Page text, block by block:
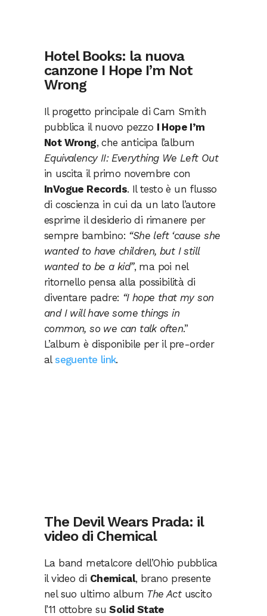
Hotel Books: la nuova
canzone I Hope I’m Not
Wrong
Il progetto principale di Cam Smith
pubblica il nuovo pezzo I Hope I’m
Not Wrong, che anticipa l’album
Equivalency II: Everything We Left Out
in uscita il primo novembre con
InVogue Records. Il testo è un flusso
di coscienza in cui da un lato l’autore
esprime il desiderio di rimanere per
sempre bambino: “She left ‘cause she
wanted to have children, but I still
wanted to be a kid”, ma poi nel
ritornello pensa alla possibilità di
diventare padre: “I hope that my son
and I will have some things in
common, so we can talk often.”
L’album è disponibile per il pre-order
al seguente link.
The Devil Wears Prada: il
video di Chemical
La band metalcore dell’Ohio pubblica
il video di Chemical, brano presente
nel suo ultimo album The Actuscito
l’11 ottobre suSolid State